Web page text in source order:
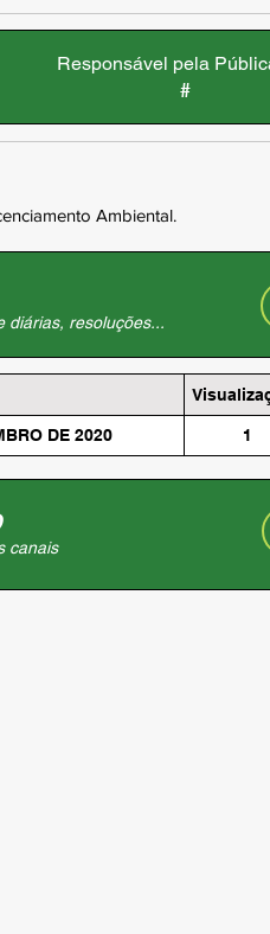
Responsável pela
#
Ambiental.
diárias, resoluções...
DE 2020 1
canais